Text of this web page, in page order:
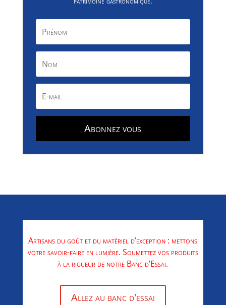
Abonnez vous
Artisans du goût et du matériel d’exception : mettons
votre savoir-faire en lumière. Soumettez vos produits
à la rigueur de notre Banc d’Essai.
Allez au banc d'essai